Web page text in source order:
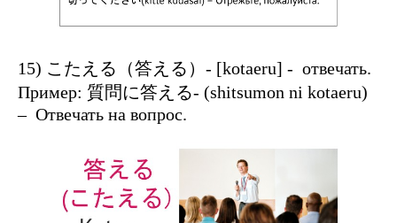
15) こたえる（答える）- [kotaeru] - отвечать.
Пример: 質問に答える- (shitsumon ni kotaeru)
– Отвечать на вопрос.